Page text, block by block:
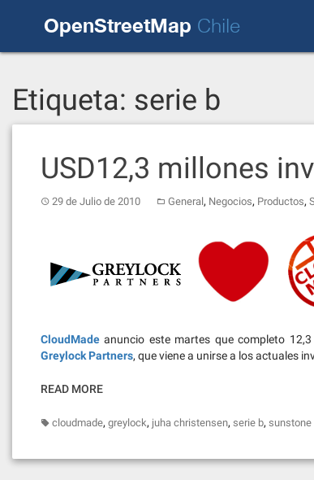
OpenStreetMap Chile
Etiqueta: serie b
USD12,3 millones
29 de Julio de 2010 General, Negocios, Productos,
CloudMade anuncio este martes que completo
Greylock Partners, que viene a unirse a los actuales
READ MORE
cloudmade, greylock, juha christensen, serie b, sunstone